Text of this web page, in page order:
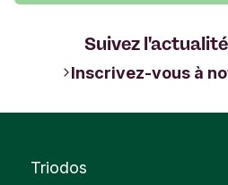
Suivez
Inscrivez-vous à
Triodos